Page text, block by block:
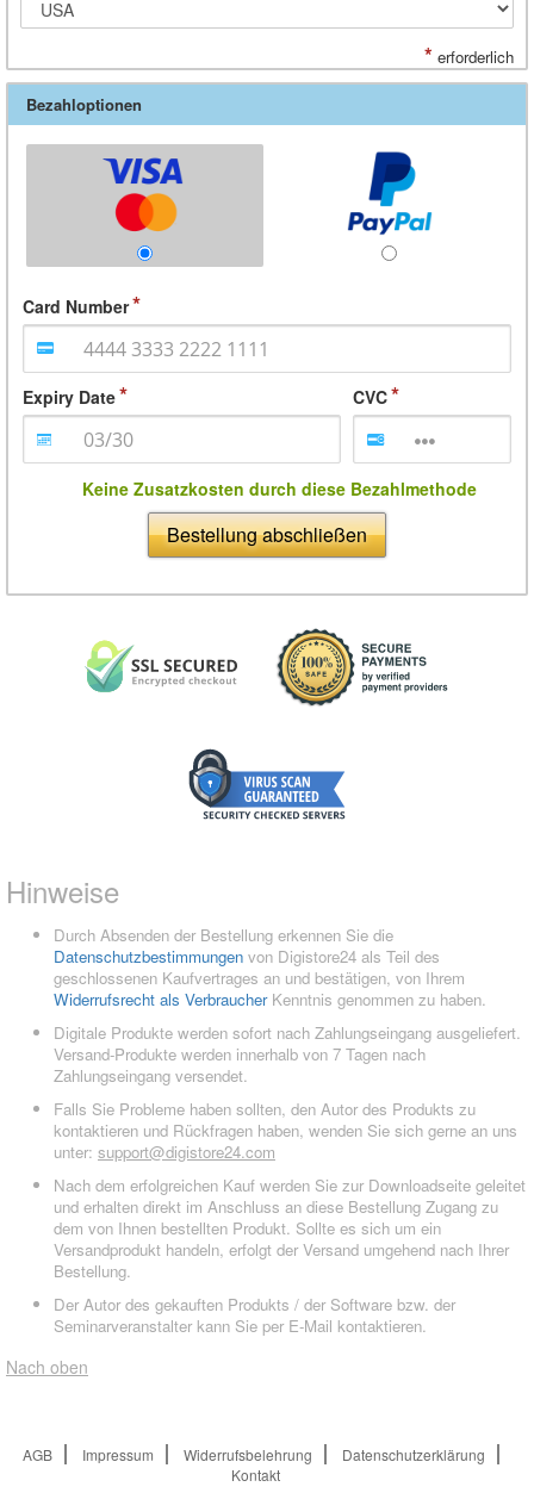
* erforderlich
Bezahloptionen
Card Number
Expiry Date CVC
Keine Zusatzkosten durch diese Bezahlmethode
Bestellung abschließen
Hinweise
Durch Absenden der Bestellung erkennen Sie die
Datenschutzbestimmungen von Digistore24 als Teil des
geschlossenen Kaufvertrages an und bestätigen, von Ihrem
Widerrufsrecht als VerbraucherKenntnis genommen zu haben.
Digitale Produkte werden sofort nach Zahlungseingang ausgeliefert.
Versand-Produkte werden innerhalb von 7 Tagen nach
Zahlungseingang versendet.
Falls Sie Probleme haben sollten, den Autor des Produkts zu
kontaktieren und Rückfragen haben, wenden Sie sich gerne an uns
unter: support@digistore24.com
Nach dem erfolgreichen Kauf werden Sie zur Downloadseite geleitet
und erhalten direkt im Anschluss an diese Bestellung Zugang zu
dem von Ihnen bestellten Produkt. Sollte es sich um ein
Versandprodukt handeln, erfolgt der Versand umgehend nach Ihrer
Bestellung.
Der Autor des gekauften Produkts / der Software bzw. der
Seminarveranstalter kann Sie per E-Mail kontaktieren.
Nach oben
AGB Impressum Widerrufsbelehrung
Datenschutzerklärung
Kontakt